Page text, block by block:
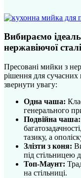
Вибираємо
нержавіючої сталі
Пресовані мийки з
рішення для сучасних
звернути увагу:
Одна чаша:
генерального
Подвійна чаша:
тазику, а
Злізти з коня:
під стільницею
Топ-Маунт:
на стільниці.